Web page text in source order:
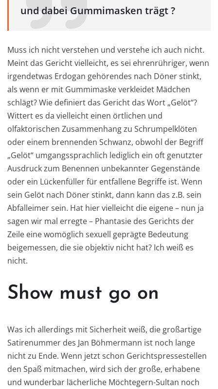
und dabei Gummimasken trägt ?
Muss ich nicht verstehen und verstehe ich auch nicht.
Meint das Gericht vielleicht, es sei ehrenrühriger, wenn
irgendetwas Erdogan gehörendes nach Döner stinkt,
als wenn er mit Gummimaske verkleidet Mädchen
schlägt? Wie definiert das Gericht das Wort „Gelöt“?
Wittert es da vielleicht einen örtlichen und
olfaktorischen Zusammenhang zu Schrumpelklöten
oder einem brennenden Schwanz, obwohl der Begriff
„Gelöt“ umgangssprachlich lediglich ein oft genutzter
Ausdruck zum Benennen unbekannter Gegenstände
oder ein Lückenfüller für entfallene Begriffe ist. Wenn
sein Gelöt nach Döner stinkt, dann kann das z.B. sein
Abfalleimer sein. Hat hier vielleicht die eigene – nun ja
sagen wir mal erregte – Phantasie des Gerichts der
Zeile eine womöglich sexuell geprägte Bedeutung
beigemessen, die sie objektiv nicht hat? Ich weiß es
nicht.
Show must go on
Was ich allerdings mit Sicherheit weiß, die großartige
Satirenummer des Jan Böhmermann ist noch lange
nicht zu Ende. Wenn jetzt schon Gerichtspressestellen
den Spaß mitmachen, wird sich der große, erhabene
und wunderbar lächerliche Möchtegern-Sultan noch